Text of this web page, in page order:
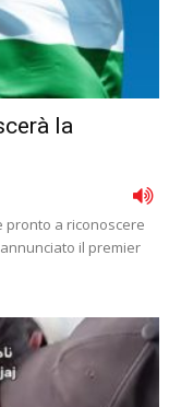
la
pronto a riconoscere
il premier